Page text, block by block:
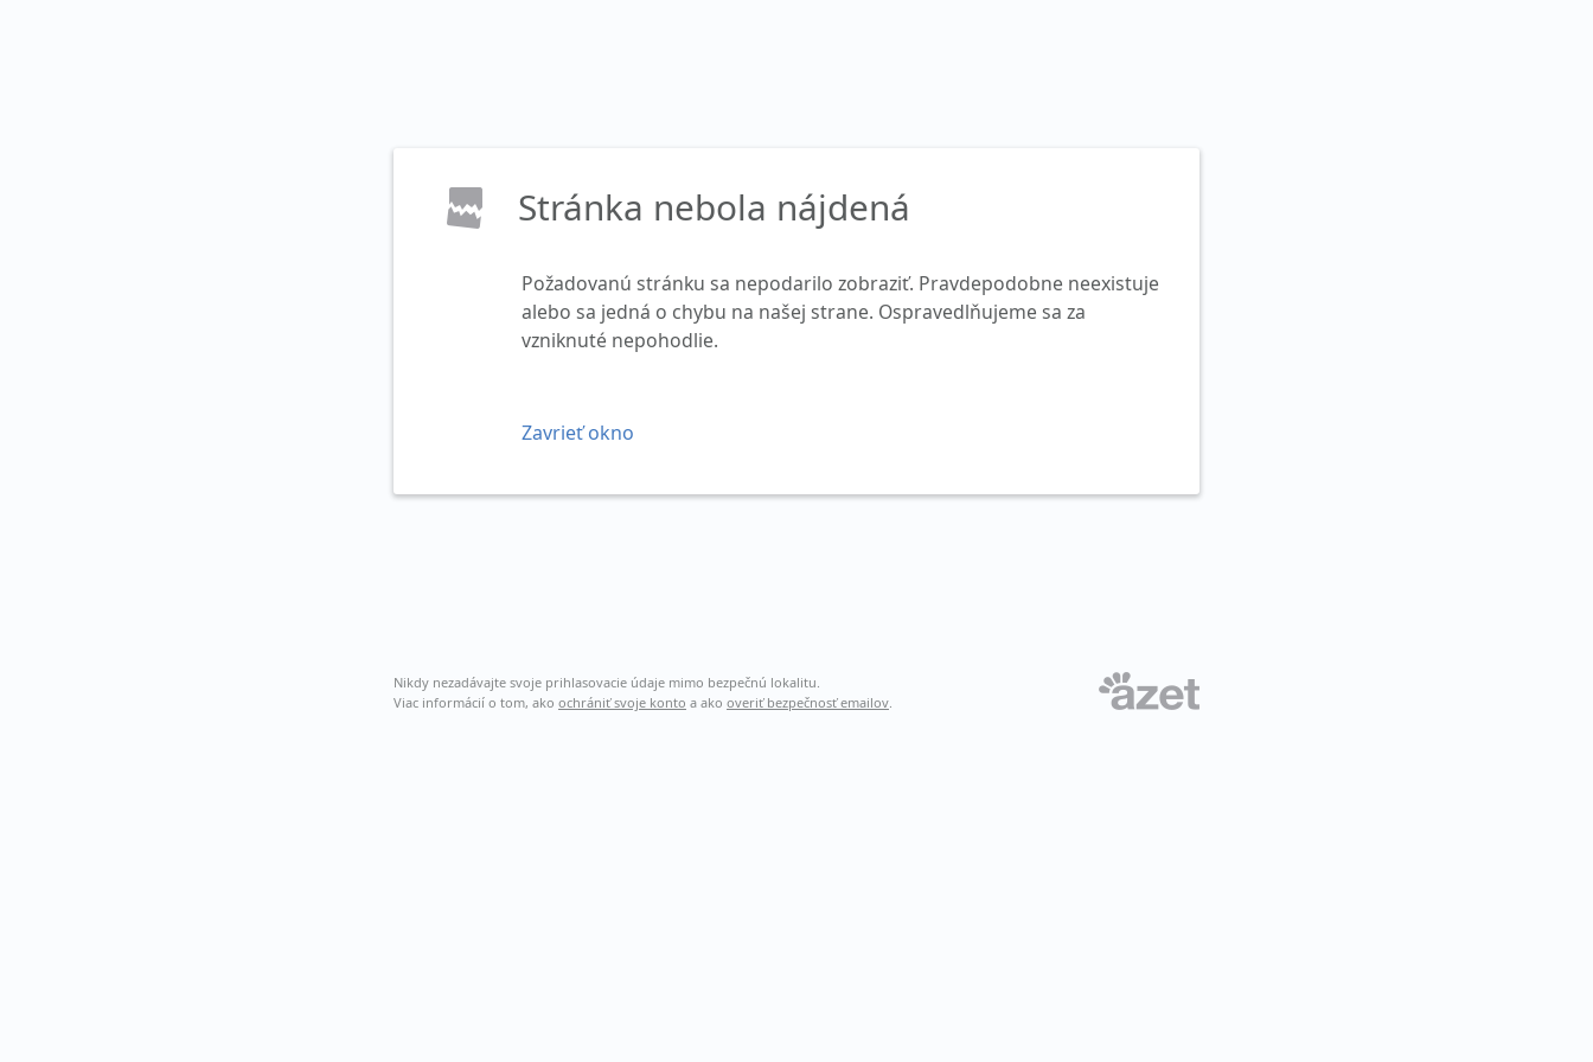
Stránka nebola nájdená
Požadovanú stránku sa nepodarilo zobraziť. Pravdepodobne neexistuje
alebo sa jedná o chybu na našej strane. Ospravedlňujeme sa za
vzniknuté nepohodlie.
Zavrieť okno
Nikdy nezadávajte svoje prihlasovacie údaje mimo bezpečnú lokalitu.
Viac informácií o tom, ako ochrániť svoje konto a ako overiť bezpečnosť emailov.